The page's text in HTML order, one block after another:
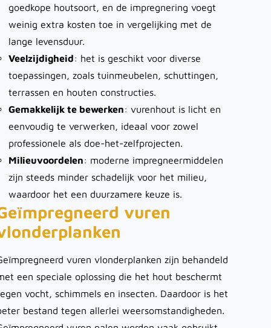
goedkope houtsoort, en de impregnering voegt
weinig extra kosten toe in vergelijking met de
lange levensduur.
Veelzijdigheid: het is geschikt voor diverse
toepassingen, zoals tuinmeubelen, schuttingen,
terrassen en houten constructies.
Gemakkelijk te bewerken: vurenhout is licht en
eenvoudig te verwerken, ideaal voor zowel
professionele als doe-het-zelfprojecten.
Milieuvoordelen: moderne impregneermiddelen
zijn steeds minder schadelijk voor het milieu,
waardoor het een duurzamere keuze is.
vuren
vuren vlonderplanken zijn behandeld
een speciale oplossing die het hout beschermt
vocht, schimmels en insecten. Daardoor is het
bestand tegen allerlei weersomstandigheden.